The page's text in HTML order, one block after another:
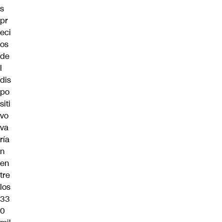
s
pr
eci
os
de
l
dis
po
siti
vo
va
ría
n
en
tre
los
33
0